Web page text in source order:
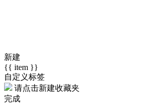
新建
{{ item }}
自定义标签
请点击新建收藏夹
完成